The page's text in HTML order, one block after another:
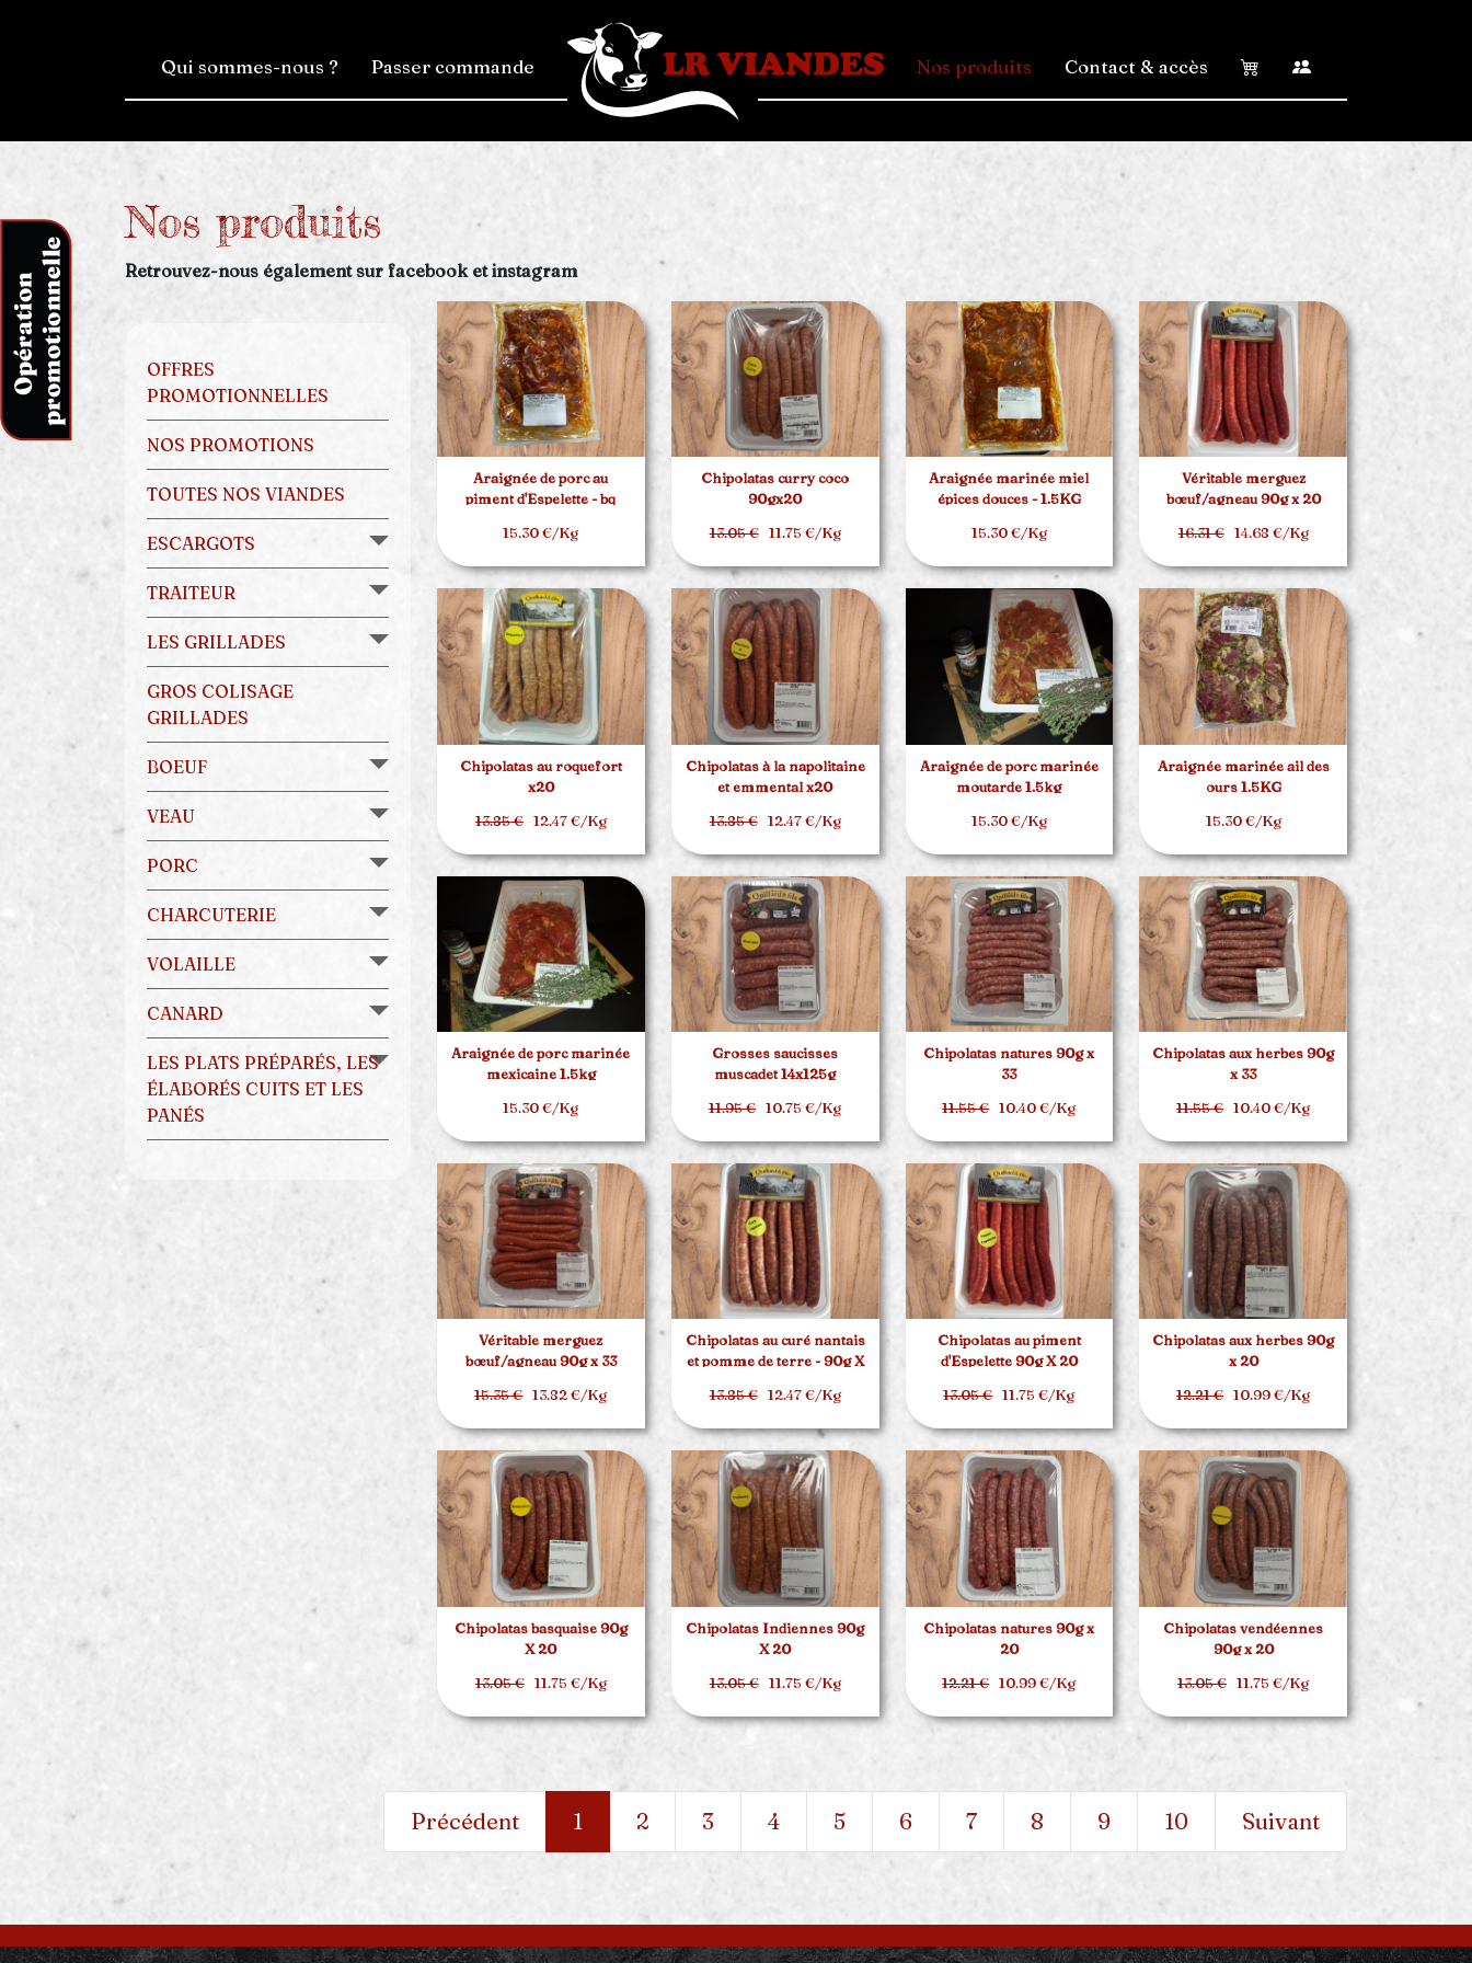
Qui sommes-nous ? Passer commande Nos produits Contact & accès
Nos produits
Retrouvez-nous également sur facebook et instagram
OFFRES
PROMOTIONNELLES
NOS PROMOTIONS
TOUTES NOS VIANDES
ESCARGOTS
TRAITEUR
LES GRILLADES
GROS COLISAGE
GRILLADES
BOEUF
VEAU
PORC
CHARCUTERIE
VOLAILLE
CANARD
LES PLATS PRÉPARÉS, LES
ÉLABORÉS CUITS ET LES
PANÉS
Araignée de porc au
piment d'Espelette - bq
15.30 €/Kg
Chipolatas curry coco
90gx20
13.05 €11.75 €/Kg
Araignée marinée miel
épices douces - 1.5KG
15.30 €/Kg
Véritable merguez
bœuf/agneau 90g x 20
16.31 €14.68 €/Kg
Chipolatas au roquefort
x20
13.85 €12.47 €/Kg
Chipolatas à la napolitaine
et emmental x20
13.85 €12.47 €/Kg
Araignée de porc marinée
moutarde 1.5kg
15.30 €/Kg
Araignée marinée ail des
ours 1.5KG
15.30 €/Kg
Araignée de porc marinée
mexicaine 1.5kg
15.30 €/Kg
Grosses saucisses
muscadet 14x125g
11.95 €10.75 €/Kg
Chipolatas natures 90g x
33
11.55 €10.40 €/Kg
Chipolatas aux herbes 90g
x 33
11.55 €10.40 €/Kg
Véritable merguez
bœuf/agneau 90g x 33
15.35 €13.82 €/Kg
Chipolatas au curé nantais
et pomme de terre - 90g X
13.85 €12.47 €/Kg
Chipolatas au piment
d'Espelette 90g X 20
13.05 €11.75 €/Kg
Chipolatas aux herbes 90g
x 20
12.21 €10.99 €/Kg
Chipolatas basquaise 90g
X 20
13.05 €11.75 €/Kg
Chipolatas Indiennes 90g
X 20
13.05 €11.75 €/Kg
Chipolatas natures 90g x
20
12.21 €10.99 €/Kg
Chipolatas vendéennes
90g x 20
13.05 €11.75 €/Kg
Précédent 1 2 3 4 5 6 7 8 9 10 Suivant